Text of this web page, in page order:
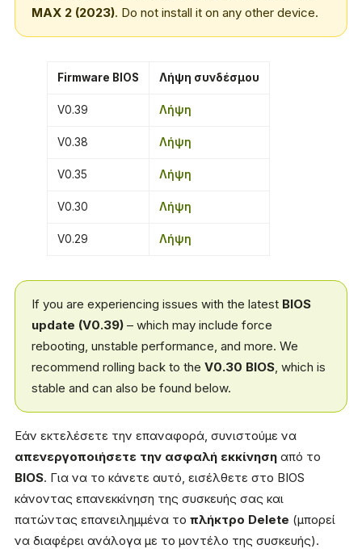
MAX 2 (2023). Do not install it on any other device.
Firmware BIOS Λήψη συνδέσμου
V0.39 Λήψη
V0.38 Λήψη
V0.35 Λήψη
V0.30 Λήψη
V0.29 Λήψη
If you are experiencing issues with the latest BIOS
update (V0.39) – which may include force
rebooting, unstable performance, and more. We
recommend rolling back to the V0.30 BIOS, which is
stable and can also be found below.
Εάν εκτελέσετε την επαναφορά, συνιστούμε να
απενεργοποιήσετε την ασφαλή εκκίνηση από το
BIOS. Για να το κάνετε αυτό, εισέλθετε στο BIOS
κάνοντας επανεκκίνηση της συσκευής σας και
πατώντας επανειλημμένα το πλήκτρο Delete (μπορεί
να διαφέρει ανάλογα με το μοντέλο της συσκευής).